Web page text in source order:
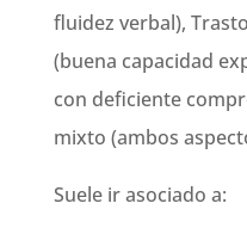
fluidez verbal),
(buena capacidad
con deficiente
mixto (ambos
Suele ir asociado a: